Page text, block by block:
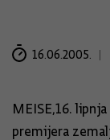
16.06.2005.
MEISE,16.
premijera